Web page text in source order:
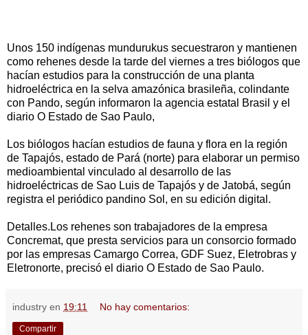
Unos 150 indígenas mundurukus secuestraron y mantienen
como rehenes desde la tarde del viernes a tres biólogos que
hacían estudios para la construcción de una planta
hidroeléctrica en la selva amazónica brasileña, colindante
con Pando, según informaron la agencia estatal Brasil y el
diario O Estado de Sao Paulo,
Los biólogos hacían estudios de fauna y flora en la región
de Tapajós, estado de Pará (norte) para elaborar un permiso
medioambiental vinculado al desarrollo de las
hidroeléctricas de Sao Luis de Tapajós y de Jatobá, según
registra el periódico pandino Sol, en su edición digital.
Detalles.Los rehenes son trabajadores de la empresa
Concremat, que presta servicios para un consorcio formado
por las empresas Camargo Correa, GDF Suez, Eletrobras y
Eletronorte, precisó el diario O Estado de Sao Paulo.
industry en 19:11 No hay comentarios:
Compartir